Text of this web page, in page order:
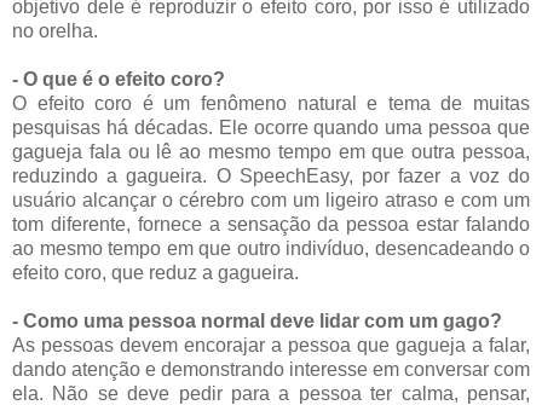
objetivo dele é reproduzir o efeito coro, por isso é utilizado
no orelha.
- O que é o efeito coro?
O efeito coro é um fenômeno natural e tema de muitas
pesquisas há décadas. Ele ocorre quando uma pessoa que
gagueja fala ou lê ao mesmo tempo em que outra pessoa,
reduzindo a gagueira. O SpeechEasy, por fazer a voz do
usuário alcançar o cérebro com um ligeiro atraso e com um
tom diferente, fornece a sensação da pessoa estar falando
ao mesmo tempo em que outro indivíduo, desencadeando o
efeito coro, que reduz a gagueira.
- Como uma pessoa normal deve lidar com um gago?
As pessoas devem encorajar a pessoa que gagueja a falar,
dando atenção e demonstrando interesse em conversar com
ela. Não se deve pedir para a pessoa ter calma, pensar,